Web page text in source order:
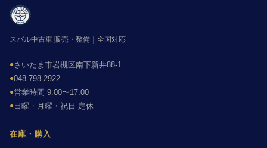
スバル中古車 販売・整備｜全国対応
●さいたま市岩槻区南下新井88-1
●048-798-2922
●営業時間 9:00〜17:00
●日曜・月曜・祝日 定休
在庫・購入